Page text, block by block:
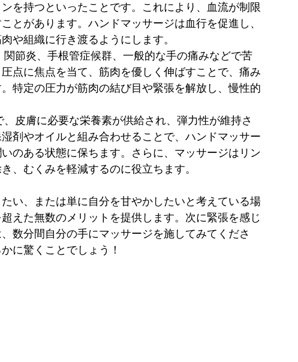
を持つといったことです。これにより、血流が制限
とがあります。ハンドマッサージは血行を促進し、
や組織に行き渡るようにします。
節炎、手根管症候群、一般的な手の痛みなどで苦
点に焦点を当て、筋肉を優しく伸ばすことで、痛み
特定の圧力が筋肉の結び目や緊張を解放し、慢性的
皮膚に必要な栄養素が供給され、弾力性が維持さ
剤やオイルと組み合わせることで、ハンドマッサー
のある状態に保ちます。さらに、マッサージはリン
、むくみを軽減するのに役立ちます。
い、または単に自分を甘やかしたいと考えている場
えた無数のメリットを提供します。次に緊張を感じ
数分間自分の手にマッサージを施してみてくださ
に驚くことでしょう！